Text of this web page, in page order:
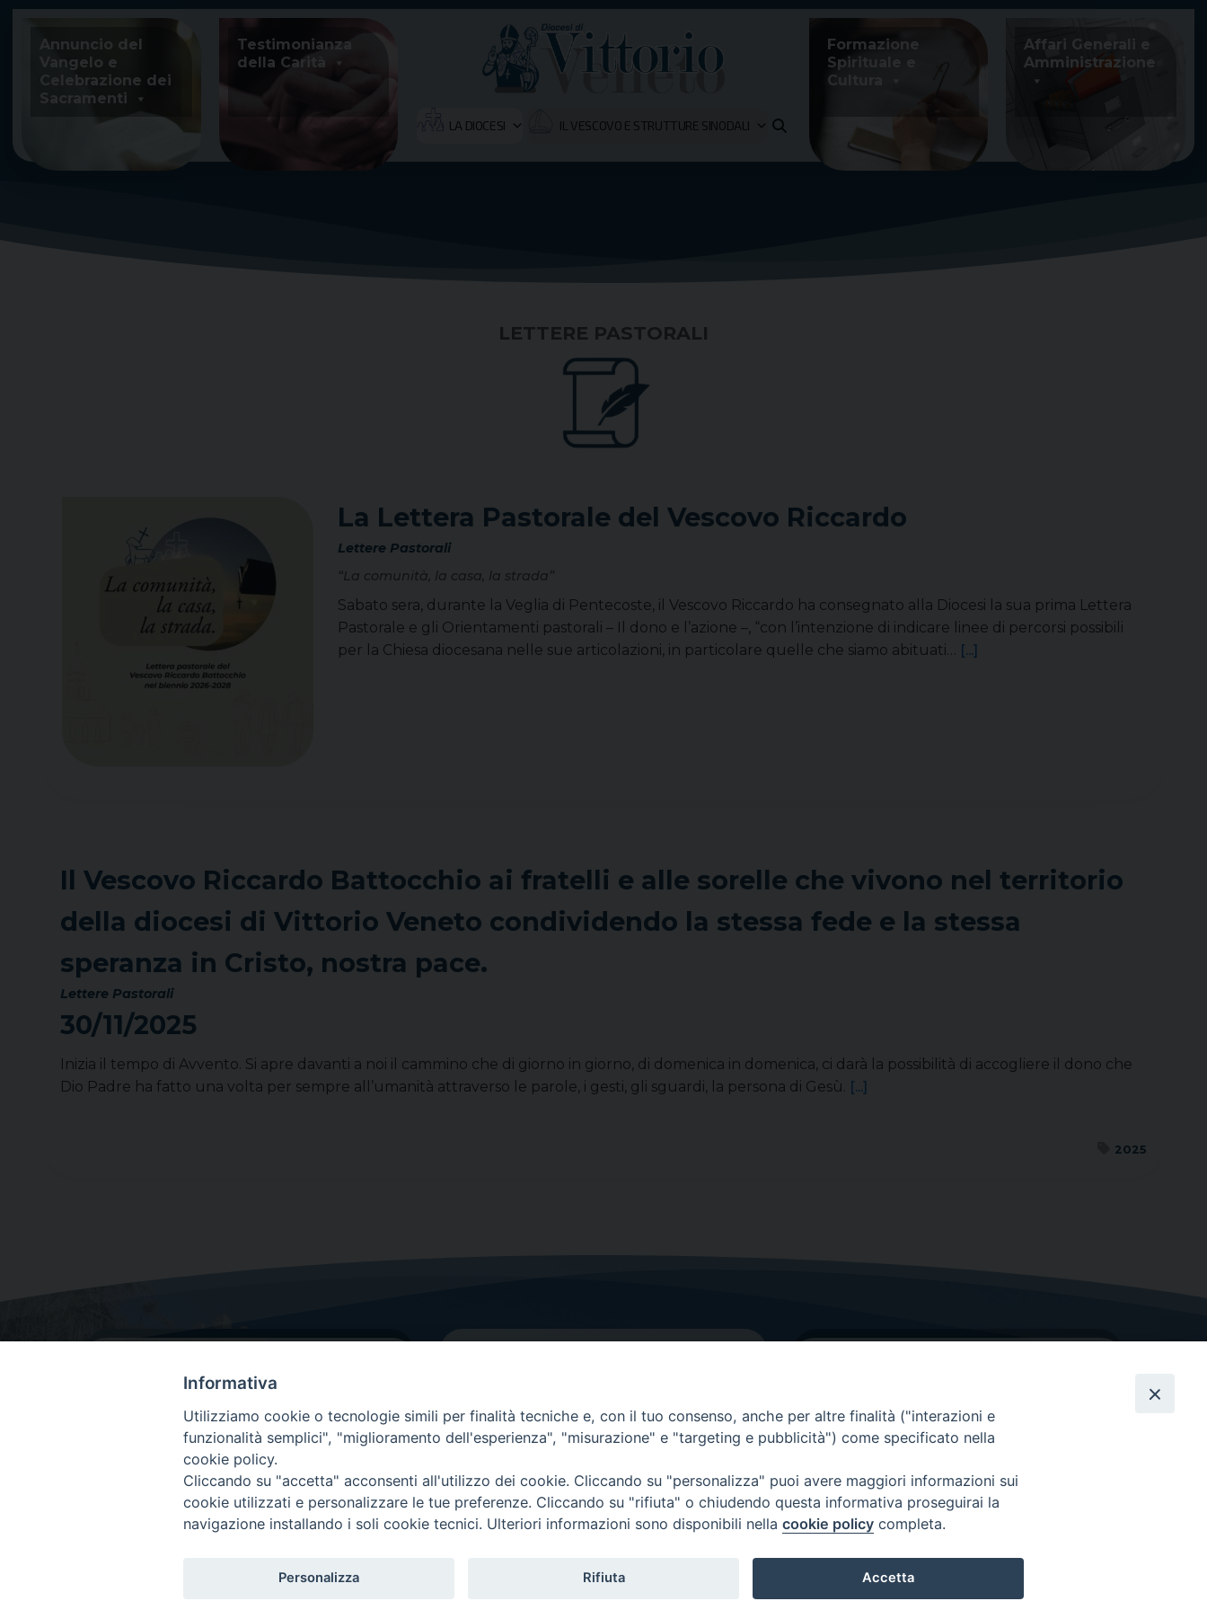
Skip
content
Annuncio del
Vangelo e
Celebrazione dei
Sacramenti
Testimonianza
della Carità
LA DIOCESI IL VESCOVO E STRUTTURE SINODALI
Formazione
Spirituale e
Cultura
Affari Generali e
Amministrazione
LETTERE PASTORALI
La Lettera Pastorale del Vescovo Riccardo
Lettere Pastorali
“La comunità, la casa, la strada”
Sabato sera, durante la Veglia di Pentecoste, il Vescovo Riccardo ha consegnato alla Diocesi la sua prima Lettera
Pastorale e gli Orientamenti pastorali – Il dono e l’azione –, “con l’intenzione di indicare linee di percorsi possibili
per la Chiesa diocesana nelle sue articolazioni, in particolare quelle che siamo abituati… [...]
Il Vescovo Riccardo Battocchio ai fratelli e alle sorelle che vivono nel territorio
della diocesi di Vittorio Veneto condividendo la stessa fede e la stessa
speranza in Cristo, nostra pace.
Lettere Pastorali
30/11/2025
Inizia il tempo di Avvento. Si apre davanti a noi il cammino che di giorno in giorno, di domenica in domenica, ci darà la possibilità di accogliere il dono che
Dio Padre ha fatto una volta per sempre all’umanità attraverso le parole, i gesti, gli sguardi, la persona di Gesù. [...]
2025
Dove siamo
Via Lorenzo Da Ponte, 116
31029 Vittorio Veneto (Treviso)
Contatti principali
Tel.0438 9481| fax0438 948214
EMAIL GENERALE
GRAZIE PER IL TUO AIUTO
Insieme per la Diocesi
Informativa
Utilizziamo cookie o tecnologie simili per finalità tecniche e, con il tuo consenso, anche per altre finalità ("interazioni e
funzionalità semplici", "miglioramento dell'esperienza", "misurazione" e "targeting e pubblicità") come specificato nella
cookie policy.
Cliccando su "accetta" acconsenti all'utilizzo dei cookie. Cliccando su "personalizza" puoi avere maggiori informazioni sui
cookie utilizzati e personalizzare le tue preferenze. Cliccando su "rifiuta" o chiudendo questa informativa proseguirai la
navigazione installando i soli cookie tecnici. Ulteriori informazioni sono disponibili nella cookie policy completa.
Personalizza Rifiuta Accetta